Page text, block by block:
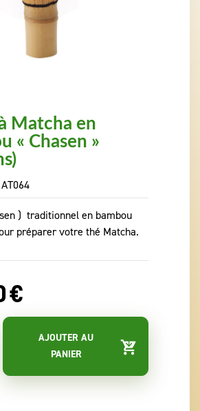
Matcha en
« Chasen »
AT064
) traditionnel en bambou
préparer votre thé Matcha.
€
AJOUTER AU
PANIER